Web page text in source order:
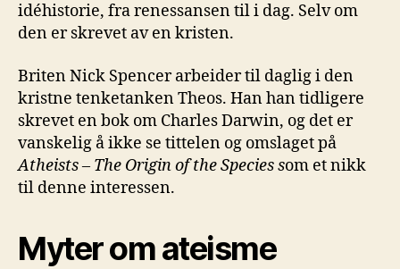
idéhistorie, fra renessansen til i dag. Selv om
den er skrevet av en kristen.
Briten Nick Spencer arbeider til daglig i den
kristne tenketanken Theos. Han han tidligere
skrevet en bok om Charles Darwin, og det er
vanskelig å ikke se tittelen og omslaget på
Atheists– The OriginoftheSpecies som et nikk
til denne interessen.
Myterom ateisme